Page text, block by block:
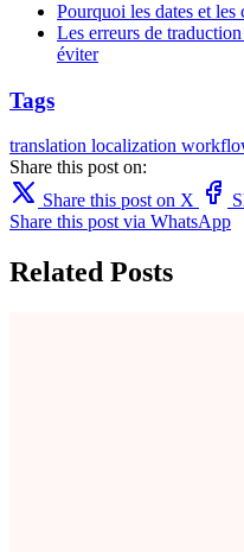
Pourquoi les dates et
Les erreurs de
éviter
Tags
translation localization
Share this post on:
Share this post on X
Share this post via WhatsApp
Related Posts